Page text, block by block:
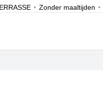
• Zonder maaltijden •